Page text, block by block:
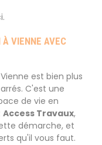
À VIENNE AVEC
est bien plus
C'est une
de vie en
Access Travaux,
démarche, et
qu'il vous faut.